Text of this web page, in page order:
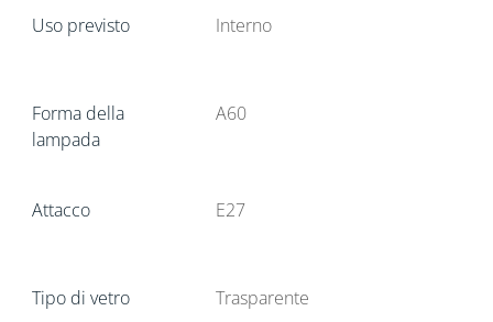
Uso previsto Interno
Forma della
lampada
A60
Attacco E27
Tipo di vetro Trasparente